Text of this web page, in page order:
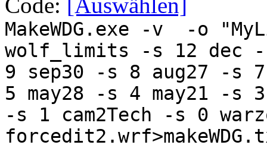
Code: [Auswählen]
MakeWDG.exe -v -o
wolf_limits -s 12 dec
9 sep30 -s 8 aug27 -s
5 may28 -s 4 may21 -s 3
-s 1 cam2Tech -s 0